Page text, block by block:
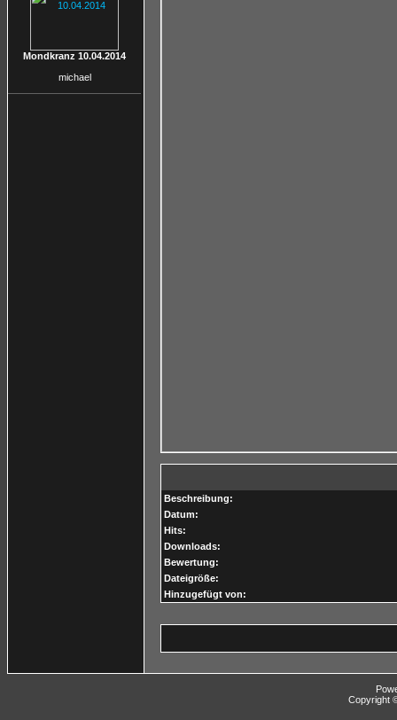
Mondkranz 10.04.2014
michael
Beschreibung:
Datum:
Hits:
Downloads:
Bewertung:
Dateigröße:
Hinzugefügt von:
Copyright